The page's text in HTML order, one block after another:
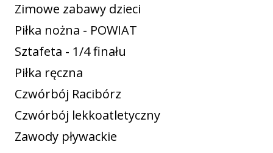
Zimowe zabawy dzieci
Piłka nożna - POWIAT
Sztafeta - 1/4 finału
Piłka ręczna
Czwórbój Racibórz
Czwórbój lekkoatletyczny
Zawody pływackie